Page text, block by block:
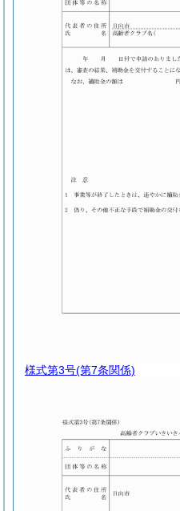
様式第3号(第7条関係)